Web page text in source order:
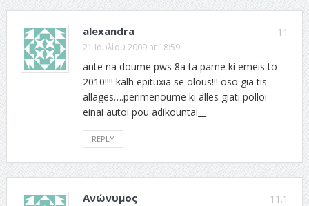
11
alexandra
21 Ιουλίου 2009 at 18:59
ante na doume pws 8a ta pame ki emeis to
2010!!!! kalh epituxia se olous!!! oso gia tis
allages….perimenoume ki alles giati polloi
einai autoi pou adikountai__
REPLY
11.1
Ανώνυμος